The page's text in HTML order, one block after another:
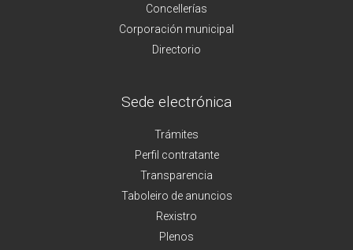
Concellerías
Corporación municipal
Directorio
Sede electrónica
Trámites
Perfil contratante
Transparencia
Taboleiro de anuncios
Rexistro
Plenos